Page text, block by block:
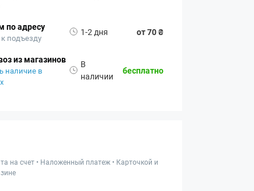
по адресу
подъезду
1-2 дня от 70 ₴
из магазинов
наличие в
В
наличии
бесплатно
на счет • Наложенный платеж • Карточкой и